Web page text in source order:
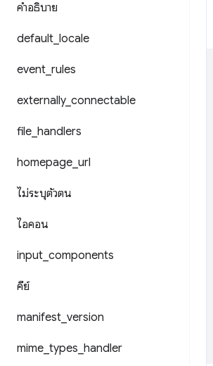
คำอธิบาย
default locale
event rules
externally_ connectable
file handlers
homepage url
ไม่ระบุตัวตน
ไอคอน
input components
คีย์
manifest version
mime types handler